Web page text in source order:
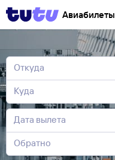
Авиабилеты